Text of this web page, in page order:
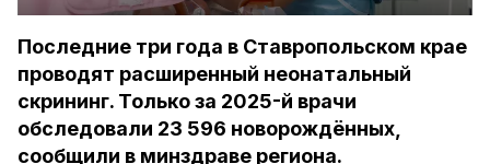
Последние три года в Ставропольском крае
проводят расширенный неонатальный
скрининг. Только за 2025-й врачи
обследовали 23 596 новорождённых,
сообщили в минздраве региона.